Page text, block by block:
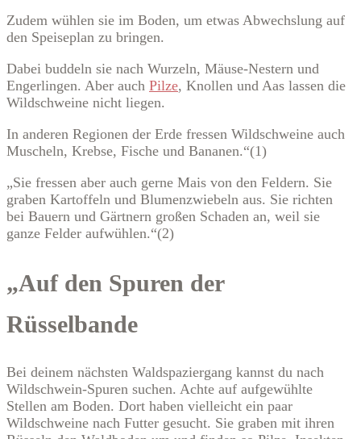
Zudem wühlen sie im Boden, um etwas Abwechslung auf
den Speiseplan zu bringen.
Dabei buddeln sie nach Wurzeln, Mäuse-Nestern und
Engerlingen. Aber auch Pilze, Knollen und Aas lassen die
Wildschweine nicht liegen.
In anderen Regionen der Erde fressen Wildschweine auch
Muscheln, Krebse, Fische und Bananen.“(1)
„Sie fressen aber auch gerne Mais von den Feldern. Sie
graben Kartoffeln und Blumenzwiebeln aus. Sie richten
bei Bauern und Gärtnern großen Schaden an, weil sie
ganze Felder aufwühlen.“(2)
„Auf den Spuren der
Rüsselbande
Bei deinem nächsten Waldspaziergang kannst du nach
Wildschwein-Spuren suchen. Achte auf aufgewühlte
Stellen am Boden. Dort haben vielleicht ein paar
Wildschweine nach Futter gesucht. Sie graben mit ihren